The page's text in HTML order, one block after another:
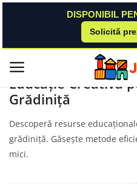
DISPONIBIL
Solicită
Meniu principal
Categorii
Acasă
Hippoland
Educație Creativă
Grădiniță
Descoperă resurse
grădiniță. Găsește metode
mici.